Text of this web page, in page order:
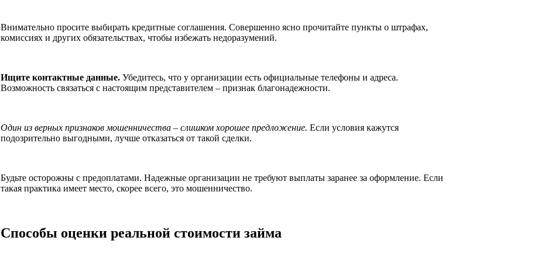
Внимательно просите выбирать кредитные соглашения. Совершенно ясно прочитайте пункты о штрафах,
комиссиях и других обязательствах, чтобы избежать недоразумений.
Ищите контактные данные. Убедитесь, что у организации есть официальные телефоны и адреса.
Возможность связаться с настоящим представителем – признак благонадежности.
Один из верных признаков мошенничества – слишком хорошее предложение. Если условия кажутся
подозрительно выгодными, лучше отказаться от такой сделки.
Будьте осторожны с предоплатами. Надежные организации не требуют выплаты заранее за оформление. Если
такая практика имеет место, скорее всего, это мошенничество.
Способы оценки реальной стоимости займа